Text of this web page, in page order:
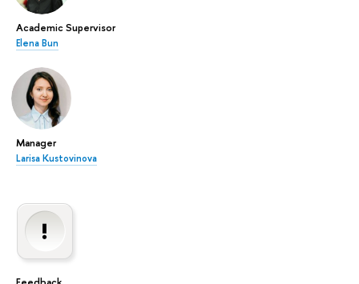
Academic Supervisor
Elena Bun
Manager
Larisa Kustovinova